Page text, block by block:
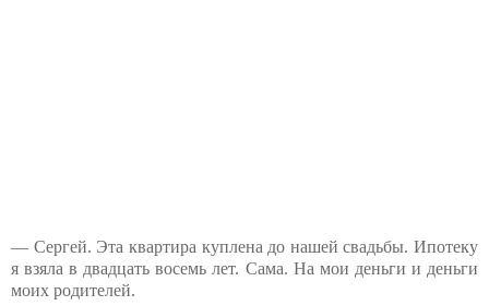
— Сергей. Эта квартира куплена до нашей свадьбы. Ипотеку
я взяла в двадцать восемь лет. Сама. На мои деньги и деньги
моих родителей.